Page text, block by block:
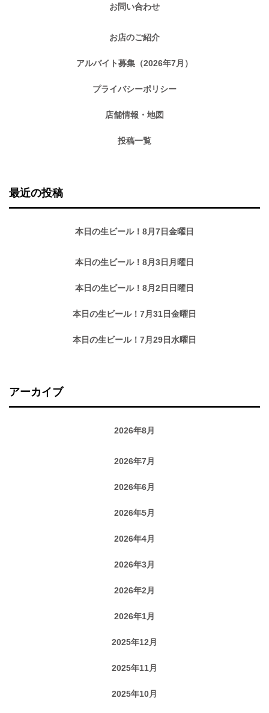
お問い合わせ
お店のご紹介
アルバイト募集（2026年7月）
プライバシーポリシー
店舗情報・地図
投稿一覧
最近の投稿
本日の生ビール！8月7日金曜日
本日の生ビール！8月3日月曜日
本日の生ビール！8月2日日曜日
本日の生ビール！7月31日金曜日
本日の生ビール！7月29日水曜日
アーカイブ
2026年8月
2026年7月
2026年6月
2026年5月
2026年4月
2026年3月
2026年2月
2026年1月
2025年12月
2025年11月
2025年10月